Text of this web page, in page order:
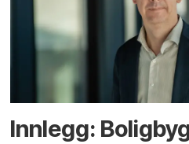
Innlegg: